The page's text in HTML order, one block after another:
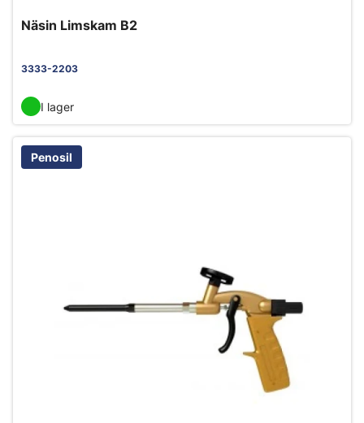
Näsin Limskam B2
3333-2203
I lager
Penosil